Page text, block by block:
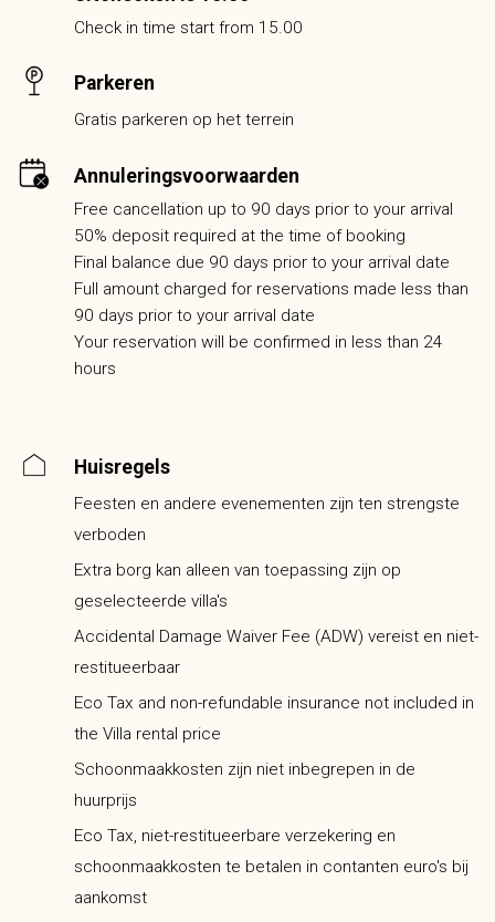
Check in time start from 15.00
Parkeren
Gratis parkeren op het terrein
Annuleringsvoorwaarden
Free cancellation up to 90 days prior to your arrival
50% deposit required at the time of booking
Final balance due 90 days prior to your arrival date
Full amount charged for reservations made less than
90 days prior to your arrival date
Your reservation will be confirmed in less than 24
hours
Huisregels
Feesten en andere evenementen zijn ten strengste
verboden
Extra borg kan alleen van toepassing zijn op
geselecteerde villa's
Accidental Damage Waiver Fee (ADW) vereist en niet-
restitueerbaar
Eco Tax and non-refundable insurance not included in
the Villa rental price
Schoonmaakkosten zijn niet inbegrepen in de
huurprijs
Eco Tax, niet-restitueerbare verzekering en
schoonmaakkosten te betalen in contanten euro's bij
aankomst